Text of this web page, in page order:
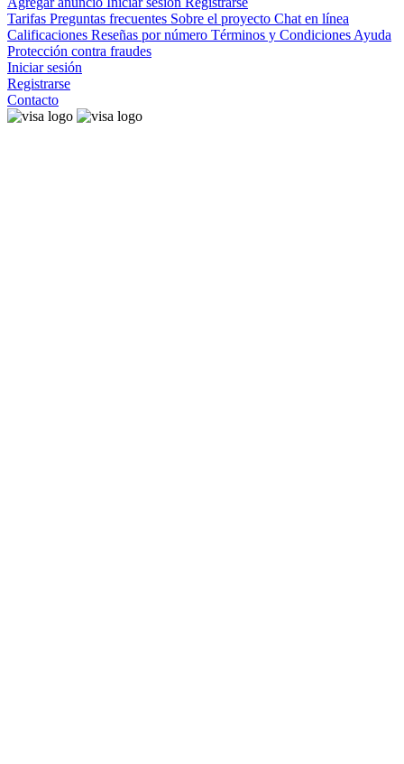
Tarifas Preguntas frecuentes Sobre el proyecto Chat en línea
Calificaciones Reseñas por número Términos y Condiciones Ayuda
Protección contra fraudes
Iniciar sesión
Registrarse
Contacto